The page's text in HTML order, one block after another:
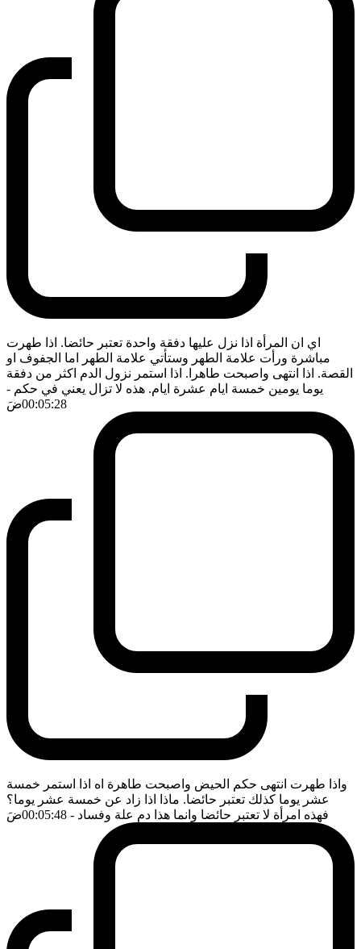
اي ان المرأة اذا نزل عليها دفقة واحدة تعتبر حائضا. اذا طهرت
مباشرة ورأت علامة الطهر وستأتي علامة الطهر اما الجفوف او
القصة. اذا انتهى واصبحت طاهرا. اذا استمر نزول الدم اكثر من دفقة
يوما يومين خمسة ايام عشرة ايام. هذه لا تزال يعني في حكم -
00:05:28ضَ
واذا طهرت انتهى حكم الحيض واصبحت طاهرة اه اذا استمر خمسة
عشر يوما كذلك تعتبر حائضا. ماذا اذا زاد عن خمسة عشر يوما؟
فهذه امرأة لا تعتبر حائضا وانما هذا دم علة وفساد - 00:05:48 ضَ